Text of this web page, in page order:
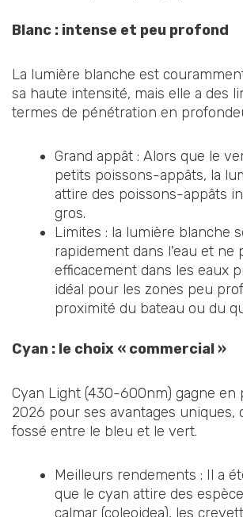
Blanc : intense et peu profond
La lumière blanche est
sa haute intensité, mais elle a des
termes de pénétration en
Grand appât : Alors que le
petits poissons-appâts, la
attire des poissons-appâts
gros.
Limites : la lumière blanche
rapidement dans l'eau et ne
efficacement dans les eaux
idéal pour les zones peu
proximité du bateau ou du
Cyan : le choix « commercial »
Cyan Light (430-600nm) gagne en
2026 pour ses avantages uniques,
fossé entre le bleu et le vert.
Meilleurs rendements : Il a
que le cyan attire des
calmar (coleoidea), les